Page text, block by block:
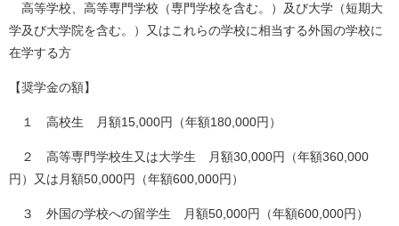
高等学校、高等専門学校（専門学校を含む。）及び大学（短期大
学及び大学院を含む。）又はこれらの学校に相当する外国の学校に
在学する方
【奨学金の額】
１ 高校生 月額15,000円（年額180,000円）
２ 高等専門学校生又は大学生 月額30,000円（年額360,000
円）又は月額50,000円（年額600,000円）
３ 外国の学校への留学生 月額50,000円（年額600,000円）